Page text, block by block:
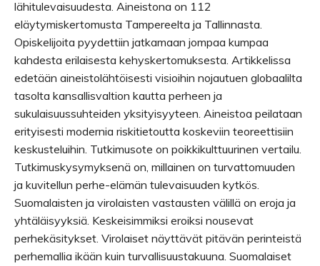
lähitulevaisuudesta. Aineistona on 112
eläytymiskertomusta Tampereelta ja Tallinnasta.
Opiskelijoita pyydettiin jatkamaan jompaa kumpaa
kahdesta erilaisesta kehyskertomuksesta. Artikkelissa
edetään aineistolähtöisesti visioihin nojautuen globaalilta
tasolta kansallisvaltion kautta perheen ja
sukulaisuussuhteiden yksityisyyteen. Aineistoa peilataan
erityisesti modernia riskitietoutta koskeviin teoreettisiin
keskusteluihin. Tutkimusote on poikkikulttuurinen vertailu.
Tutkimuskysymyksenä on, millainen on turvattomuuden
ja kuvitellun perhe-elämän tulevaisuuden kytkös.
Suomalaisten ja virolaisten vastausten välillä on eroja ja
yhtäläisyyksiä. Keskeisimmiksi eroiksi nousevat
perhekäsitykset. Virolaiset näyttävät pitävän perinteistä
perhemallia ikään kuin turvallisuustakuuna. Suomalaiset